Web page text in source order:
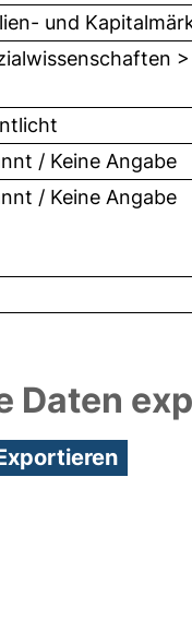
und
/ Keine Angabe
/ Keine Angabe
Daten